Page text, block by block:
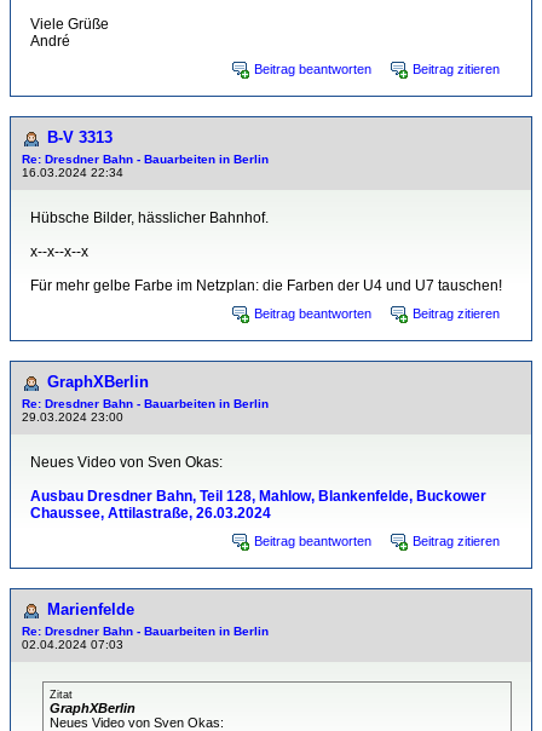
Viele Grüße
André
Beitrag beantworten Beitrag zitieren
B-V 3313
Re: Dresdner Bahn - Bauarbeiten in Berlin
16.03.2024 22:34
Hübsche Bilder, hässlicher Bahnhof.
x--x--x--x
Für mehr gelbe Farbe im Netzplan: die Farben der U4 und U7 tauschen!
Beitrag beantworten Beitrag zitieren
GraphXBerlin
Re: Dresdner Bahn - Bauarbeiten in Berlin
29.03.2024 23:00
Neues Video von Sven Okas:
Ausbau Dresdner Bahn, Teil 128, Mahlow, Blankenfelde, Buckower
Chaussee, Attilastraße, 26.03.2024
Beitrag beantworten Beitrag zitieren
Marienfelde
Re: Dresdner Bahn - Bauarbeiten in Berlin
02.04.2024 07:03
Zitat
GraphXBerlin
Neues Video von Sven Okas: